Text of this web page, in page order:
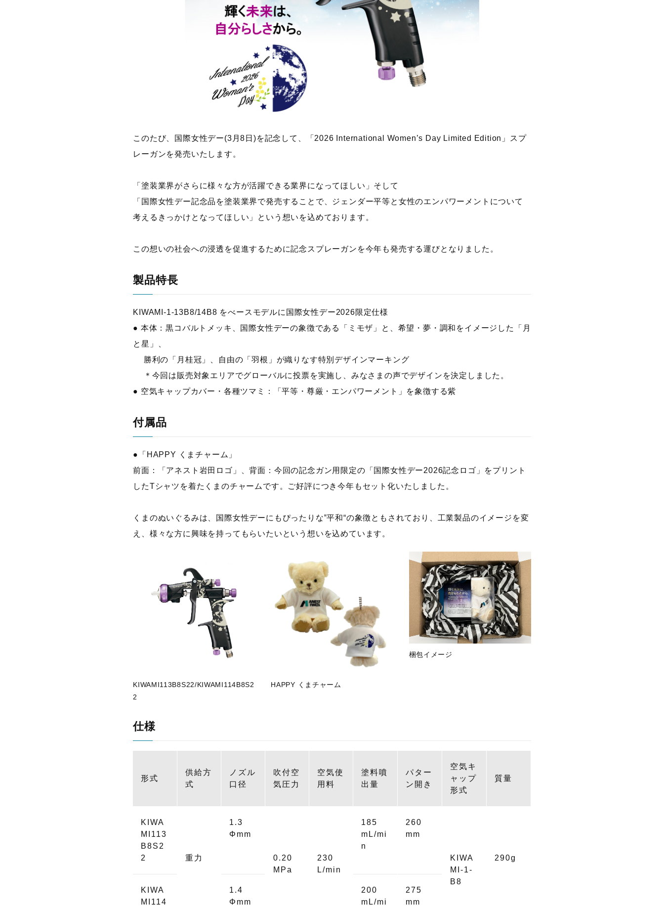
このたび、国際女性デー(3月8日)を記念して、「2026 International Women’s Day Limited Edition」スプ
レーガンを発売いたします。
「塗装業界がさらに様々な方が活躍できる業界になってほしい」そして
「国際女性デー記念品を塗装業界で発売することで、ジェンダー平等と女性のエンパワーメントについて
考えるきっかけとなってほしい」という想いを込めております。
この想いの社会への浸透を促進するために記念スプレーガンを今年も発売する運びとなりました。
製品特長
KIWAMI-1-13B8/14B8 をべースモデルに国際女性デー2026限定仕様
● 本体：黒コバルトメッキ、国際女性デーの象徴である「ミモザ」と、希望・夢・調和をイメージした「月
と星」、
勝利の「月桂冠」、自由の「羽根」が織りなす特別デザインマーキング
＊今回は販売対象エリアでグローバルに投票を実施し、みなさまの声でデザインを決定しました。
● 空気キャップカバー・各種ツマミ：「平等・尊厳・エンパワーメント」を象徴する紫
付属品
●「HAPPY くまチャーム」
前面：「アネスト岩田ロゴ」、背面：今回の記念ガン用限定の「国際女性デー2026記念ロゴ」をプリント
したTシャツを着たくまのチャームです。ご好評につき今年もセット化いたしました。
くまのぬいぐるみは、国際女性デーにもぴったりな‟平和“の象徴ともされており、工業製品のイメージを変
え、様々な方に興味を持ってもらいたいという想いを込めています。
KIWAMI113B8S22/KIWAMI114B8S2
2
HAPPY くまチャーム
梱包イメージ
仕様
形式
供給方
式
ノズル
口径
吹付空
気圧力
空気使
用料
塗料噴
出量
パター
ン開き
空気キ
ャップ
形式
質量
KIWA
MI113
B8S2
2
重力
1.3
Φmm
0.20
MPa
230
L/min
185
mL/mi
n
260
mm
KIWA
MI-1-
B8
290g
KIWA
MI114
1.4
Φmm
200
mL/mi
275
mm